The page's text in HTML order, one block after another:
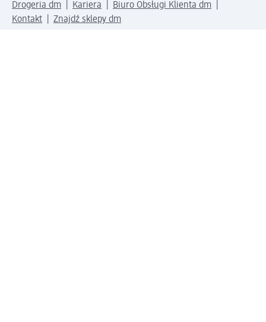
Drogeria dm Kariera
Biuro Obsługi Klienta dm
Kontakt
Znajdź sklepy dm